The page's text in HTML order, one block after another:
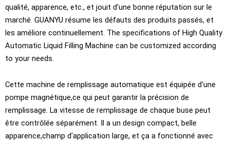
qualité, apparence, etc., et jouit d'une bonne réputation sur le
marché. GUANYU résume les défauts des produits passés, et
les améliore continuellement. The specifications of High Quality
Automatic Liquid Filling Machine can be customized according
to your needs.
Cette machine de remplissage automatique est équipée d'une
pompe magnétique,ce qui peut garantir la précision de
remplissage. La vitesse de remplissage de chaque buse peut
être contrôlée séparément. Il a un design compact, belle
apparence,champ d'application large, et ça a fonctionné avec